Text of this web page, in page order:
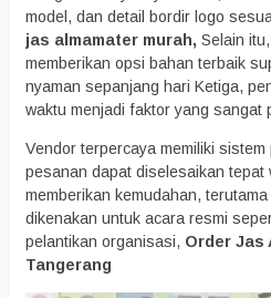
model, dan detail bordir logo
jas almamater murah, Selain
memberikan opsi bahan terbaik
nyaman sepanjang hari Ketiga,
waktu menjadi faktor yang sangat
Vendor terpercaya memiliki
pesanan dapat diselesaikan tepat
memberikan kemudahan,
dikenakan untuk acara resmi
pelantikan organisasi, Order Jas
Tangerang